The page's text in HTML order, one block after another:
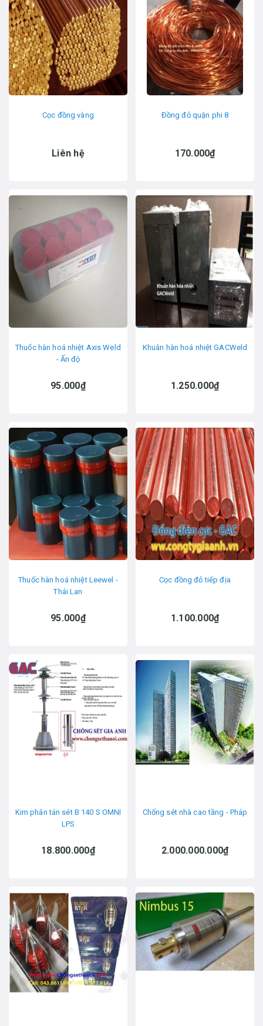
Cọc đồng vàng
Liên hệ
Đồng đỏ quận phi 8
170.000₫
Thuốc hàn hoá nhiệt Axis Weld
- Ấn độ
95.000₫
Khuân hàn hoá nhiệt GACWeld
1.250.000₫
Thuốc hàn hoá nhiệt Leewel -
Thái Lan
95.000₫
Cọc đồng đỏ tiếp địa
1.100.000₫
Kim phân tán sét B 140 S OMNI
LPS
18.800.000₫
Chống sét nhà cao tầng - Pháp
2.000.000.000₫